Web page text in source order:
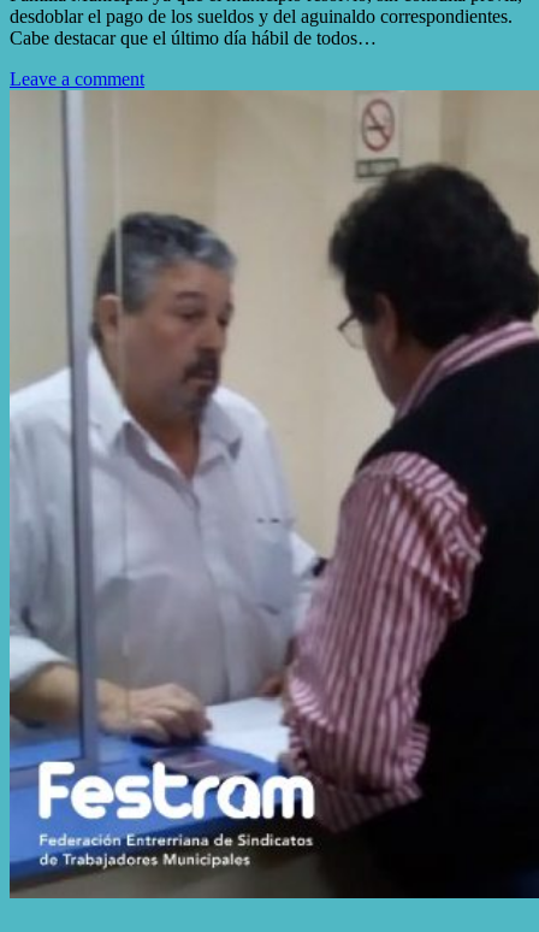
desdoblar el pago de los sueldos y del aguinaldo correspondientes.
Cabe destacar que el último día hábil de todos…
Leave a comment